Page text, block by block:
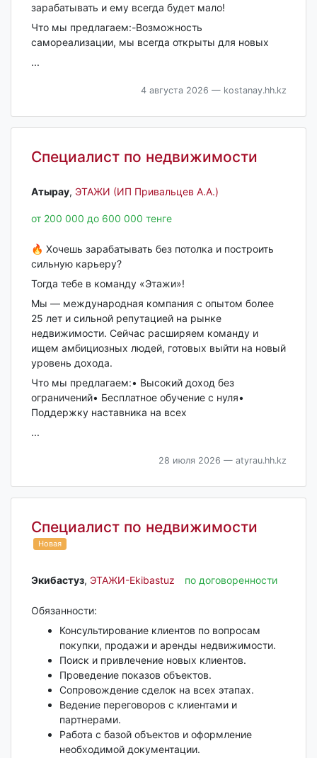
зарабатывать и ему всегда будет мало!
Что мы предлагаем:-Возможность
самореализации, мы всегда открыты для новых
...
4 августа 2026 — kostanay.hh.kz
Специалист по недвижимости
Атырау‎, ЭТАЖИ (ИП Привальцев А.А.)
от 200 000 до 600 000 тенге
🔥 Хочешь зарабатывать без потолка и построить
сильную карьеру?
Тогда тебе в команду «Этажи»!
Мы — международная компания с опытом более
25 лет и сильной репутацией на рынке
недвижимости. Сейчас расширяем команду и
ищем амбициозных людей, готовых выйти на новый
уровень дохода.
Что мы предлагаем:• Высокий доход без
ограничений• Бесплатное обучение с нуля•
Поддержку наставника на всех
...
28 июля 2026 — atyrau.hh.kz
Специалист по недвижимости
Новая
Экибастуз‎, ЭТАЖИ-Ekibastuz по договоренности
Обязанности:
Консультирование клиентов по вопросам
покупки, продажи и аренды недвижимости.
Поиск и привлечение новых клиентов.
Проведение показов объектов.
Сопровождение сделок на всех этапах.
Ведение переговоров с клиентами и
партнерами.
Работа с базой объектов и оформление
необходимой документации.